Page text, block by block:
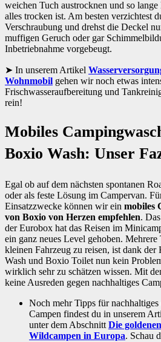
weichen Tuch austrocknen und so
alles trocken ist. Am besten verzichtest
Verschraubung und drehst die Deckel
muffigen Geruch oder gar
Inbetriebnahme vorgebeugt.
In unserem Artikel
Wohnmobil gehen wir noch etwas
Frischwasseraufbereitung und
rein!
Mobiles
Boxio Wash: Unser
Egal ob auf dem nächsten spontanen
oder als feste Lösung im Campervan.
Einsatzzwecke können wir ein mobiles
von Boxio von Herzen empfehlen.
der Eurobox hat das Reisen im
ein ganz neues Level gehoben. Mehrere
kleinen Fahrzeug zu reisen, ist dank
Wash und Boxio Toilet nun kein
wirklich sehr zu schätzen wissen. Mit
keine Ausreden gegen nachhaltiges
Noch mehr Tipps für
Campen findest du in unserem
unter dem Abschnitt Die
Wildcampen in Europa. Schau